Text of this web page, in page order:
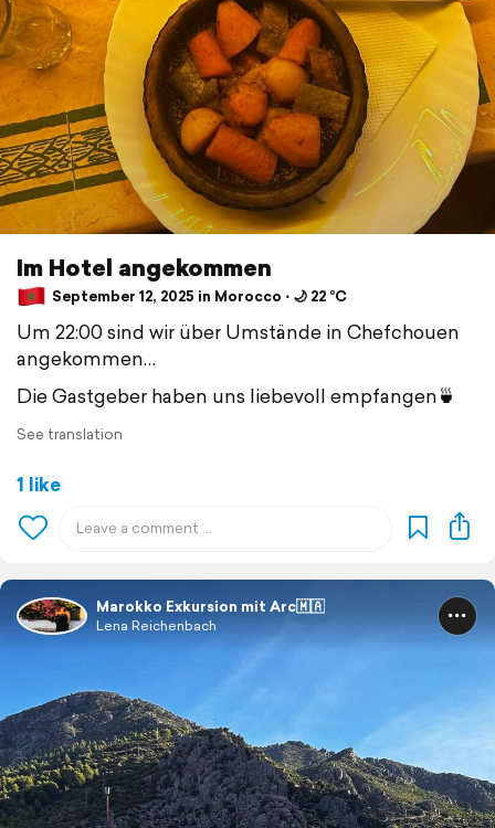
Im Hotel angekommen
September 12, 2025 in Morocco ⋅ 🌙 22 °C
Um 22:00 sind wir über Umstände in Chefchouen
angekommen…
Die Gastgeber haben uns liebevoll empfangen🍵
See translation
1 like
Marokko Exkursion mit Arc🇲🇦
Lena Reichenbach